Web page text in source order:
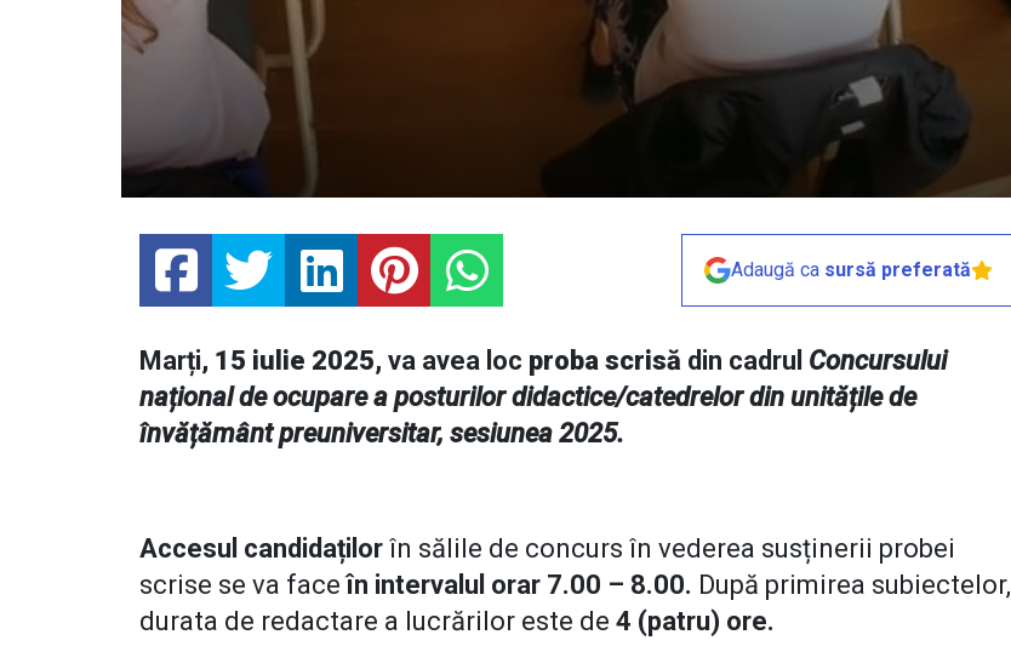
Adaugă ca sursă preferată
Marți, 15 iulie 2025, va avea loc proba scrisă din cadrul Concursului
național de ocupare a posturilor didactice/catedrelor din unitățile de
învățământ preuniversitar, sesiunea 2025.
Accesul candidaților în sălile de concurs în vederea susținerii probei
scrise se va faceîn intervalul orar 7.00 – 8.00. După primirea subiectelor,
durata de redactare a lucrărilor este de 4 (patru) ore.